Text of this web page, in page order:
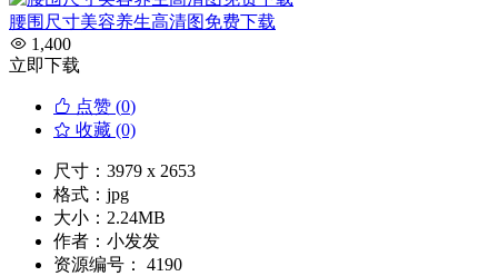
腰围尺寸美容养生高清图免费下载
1,400
立即下载
点赞 (0)
收藏 (0)
尺寸： 3979 x 2653
格式： jpg
大小： 2.24MB
作者： 小发发
资源编号： 4190